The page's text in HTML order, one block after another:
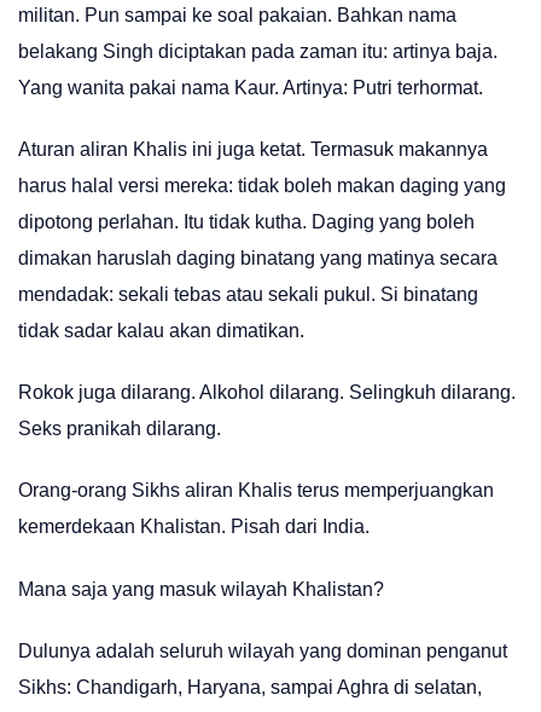
militan. Pun sampai ke soal pakaian. Bahkan nama
belakang Singh diciptakan pada zaman itu: artinya baja.
Yang wanita pakai nama Kaur. Artinya: Putri terhormat.
Aturan aliran Khalis ini juga ketat. Termasuk makannya
harus halal versi mereka: tidak boleh makan daging yang
dipotong perlahan. Itu tidak kutha. Daging yang boleh
dimakan haruslah daging binatang yang matinya secara
mendadak: sekali tebas atau sekali pukul. Si binatang
tidak sadar kalau akan dimatikan.
Rokok juga dilarang. Alkohol dilarang. Selingkuh dilarang.
Seks pranikah dilarang.
Orang-orang Sikhs aliran Khalis terus memperjuangkan
kemerdekaan Khalistan. Pisah dari India.
Mana saja yang masuk wilayah Khalistan?
Dulunya adalah seluruh wilayah yang dominan penganut
Sikhs: Chandigarh, Haryana, sampai Aghra di selatan,